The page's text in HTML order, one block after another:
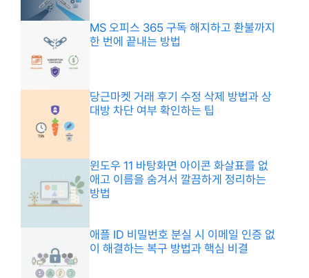
MS 오피스 365 구독 해지하고 환불까지
한 번에 끝내는 방법
당근마켓 거래 후기 수정 삭제 방법과 상
대방 차단 여부 확인하는 팁
윈도우 11 바탕화면 아이콘 화살표를 없
애고 이름을 숨겨서 깔끔하게 정리하는
방법
애플 ID 비밀번호 분실 시 이메일 인증 없
이 해결하는 복구 방법과 핵심 비결